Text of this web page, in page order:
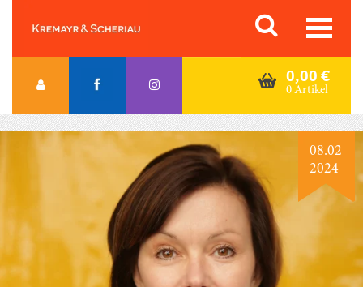
content
Orac K&S
0,00 €
0 Artikel
08.02
2024